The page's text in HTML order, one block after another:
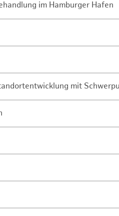
im Hamburger Hafen
mit